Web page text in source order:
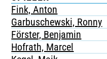
Fink, Anton
Garbuschewski, Ronny
Förster, Benjamin
Hofrath, Marcel